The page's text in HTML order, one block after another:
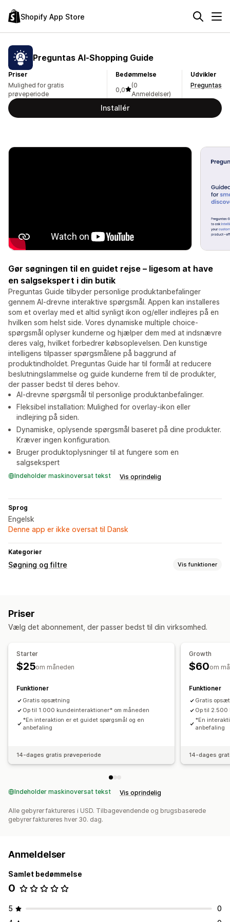
Shopify App Store
Preguntas AI‑Shopping Guide
Priser
Mulighed for gratis
prøveperiode
Bedømmelse
0,0
(0
Anmeldelser)
Udvikler
Preguntas
Installér
Gør søgningen til en guidet rejse – ligesom at have
en salgsekspert i din butik
Preguntas Guide tilbyder personlige produktanbefalinger
gennem AI-drevne interaktive spørgsmål. Appen kan installeres
som et overlay med et altid synligt ikon og/eller indlejres på en
hvilken som helst side. Vores dynamiske multiple choice-
spørgsmål oplyser kunderne og hjælper dem med at indsnævre
deres valg, hvilket forbedrer købsoplevelsen. Den kunstige
intelligens tilpasser spørgsmålene på baggrund af
produktindholdet. Preguntas Guide har til formål at reducere
beslutningslammelse og guide kunderne frem til de produkter,
der passer bedst til deres behov.
AI-drevne spørgsmål til personlige produktanbefalinger.
Fleksibel installation: Mulighed for overlay-ikon eller
indlejring på siden.
Dynamiske, oplysende spørgsmål baseret på dine produkter.
Kræver ingen konfiguration.
Bruger produktoplysninger til at fungere som en
salgsekspert
Indeholder maskinoversat tekst Vis oprindelig
Sprog
Engelsk
Denne app er ikke oversat til Dansk
Kategorier
Søgning og filtre Vis funktioner
Produktanbefalinger
Priser
Vælg det abonnement, der passer bedst til din virksomhed.
Starter
$25om måneden
Funktioner
Gratis opsætning
Op til 1.000 kundeinteraktioner* om måneden
*En interaktion er et guidet spørgsmål og en
anbefaling
14-dages gratis prøveperiode
Growth
$60om
Funktioner
Gratis
Op til 2.500
*En
anbefaling
14-dages
Indeholder maskinoversat tekst Vis oprindelig
Alle gebyrer faktureres i USD. Tilbagevendende og brugsbaserede
gebyrer faktureres hver 30. dag.
Anmeldelser
Samlet bedømmelse
0
5
0